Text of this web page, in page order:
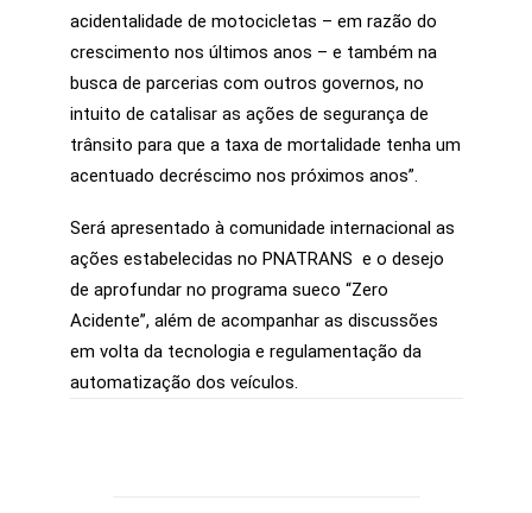
acidentalidade de motocicletas – em razão do
crescimento nos últimos anos – e também na
busca de parcerias com outros governos, no
intuito de catalisar as ações de segurança de
trânsito para que a taxa de mortalidade tenha um
acentuado decréscimo nos próximos anos”.
Será apresentado à comunidade internacional as
ações estabelecidas no PNATRANS e o desejo
de aprofundar no programa sueco “Zero
Acidente”, além de acompanhar as discussões
em volta da tecnologia e regulamentação da
automatização dos veículos.